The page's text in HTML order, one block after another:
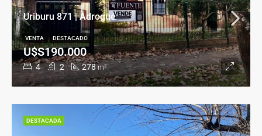
Uriburu 871 | Adrogué
4 2 278 m²
U$S190.000
VENTA DESTACADO
DESTACADA